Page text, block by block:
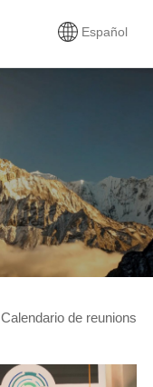
Español
Calendario de reunions